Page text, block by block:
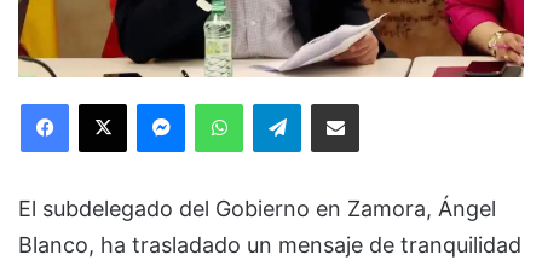
Facebook
X MessengerWhatsAppTelegramCompartir via Email
El subdelegado del Gobierno en Zamora, Ángel
Blanco, ha trasladado un mensaje de tranquilidad